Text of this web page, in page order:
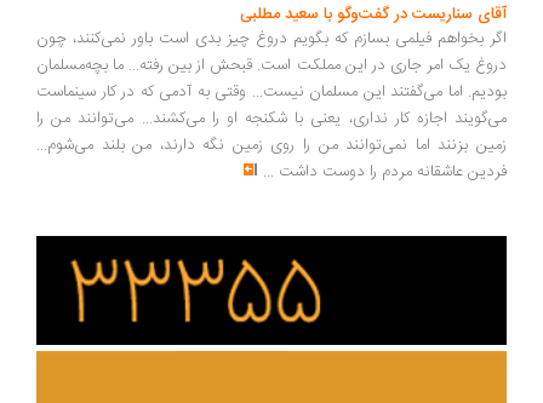
سناریست در گفت‌وگو با سعید مطلبی
بخواهم فیلمی بسازم که بگویم دروغ چیز بدی است باور نمی‌کنند، چون
یک امر جاری در این مملکت است. قبحش از بین رفته... ما بچه‌مسلمان
اما می‌گفتند این مسلمان نیست... وقتی به آدمی که در کار سینماست
اجازه کار نداری، یعنی با شکنجه او را می‌کشند... می‌توانند من را
بزنند اما نمی‌توانند من را روی زمین نگه دارند، من بلند می‌شوم...
عاشقانه مردم را دوست داشت ...